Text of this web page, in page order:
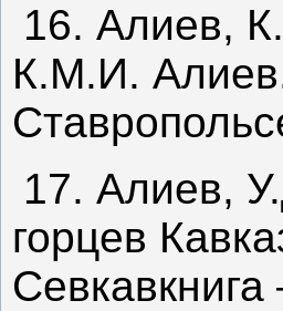
16. Алиев,
К.М.И.
17. Алиев,
горцев